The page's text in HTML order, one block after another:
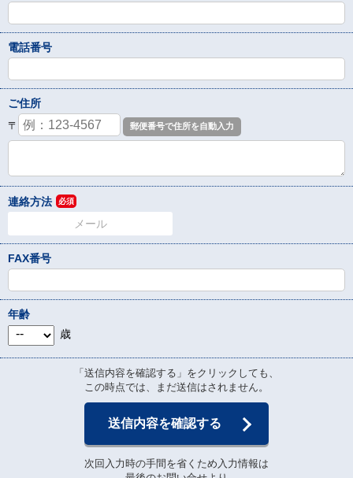
電話番号
ご住所
〒
連絡方法 必須
メール
FAX番号
年齢
歳
「送信内容を確認する」をクリックしても、
この時点では、まだ送信はされません。
送信内容を確認する
次回入力時の手間を省くため入力情報は